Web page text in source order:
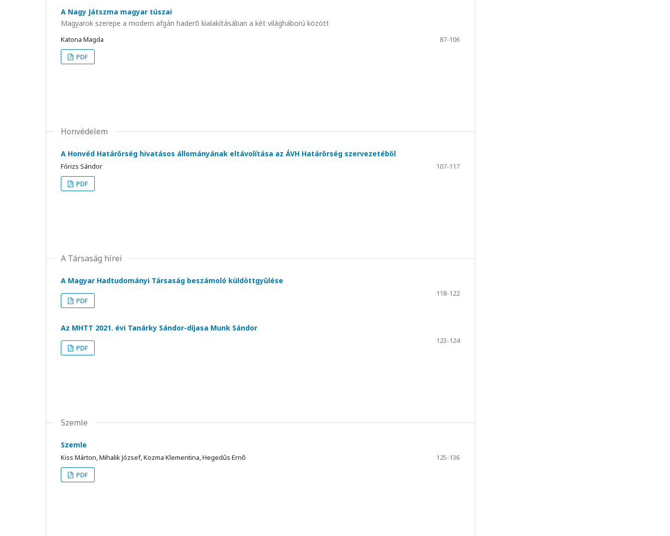
A Nagy Játszma magyar túszai
Magyarok szerepe a modern afgán haderõ kialakításában a két világháború között
Katona Magda
87-106
PDF
Honvédelem
A Honvéd Határőrség hivatásos állományának eltávolítása az ÁVH Határőrség szervezetéből
Fórizs Sándor
107-117
PDF
A Társaság hírei
A Magyar Hadtudományi Társaság beszámoló küldöttgyűlése
118-122
PDF
Az MHTT 2021. évi Tanárky Sándor-díjasa Munk Sándor
123-124
PDF
Szemle
Szemle
Kiss Márton, Mihalik József, Kozma Klementina, Hegedűs Ernő
125-136
PDF